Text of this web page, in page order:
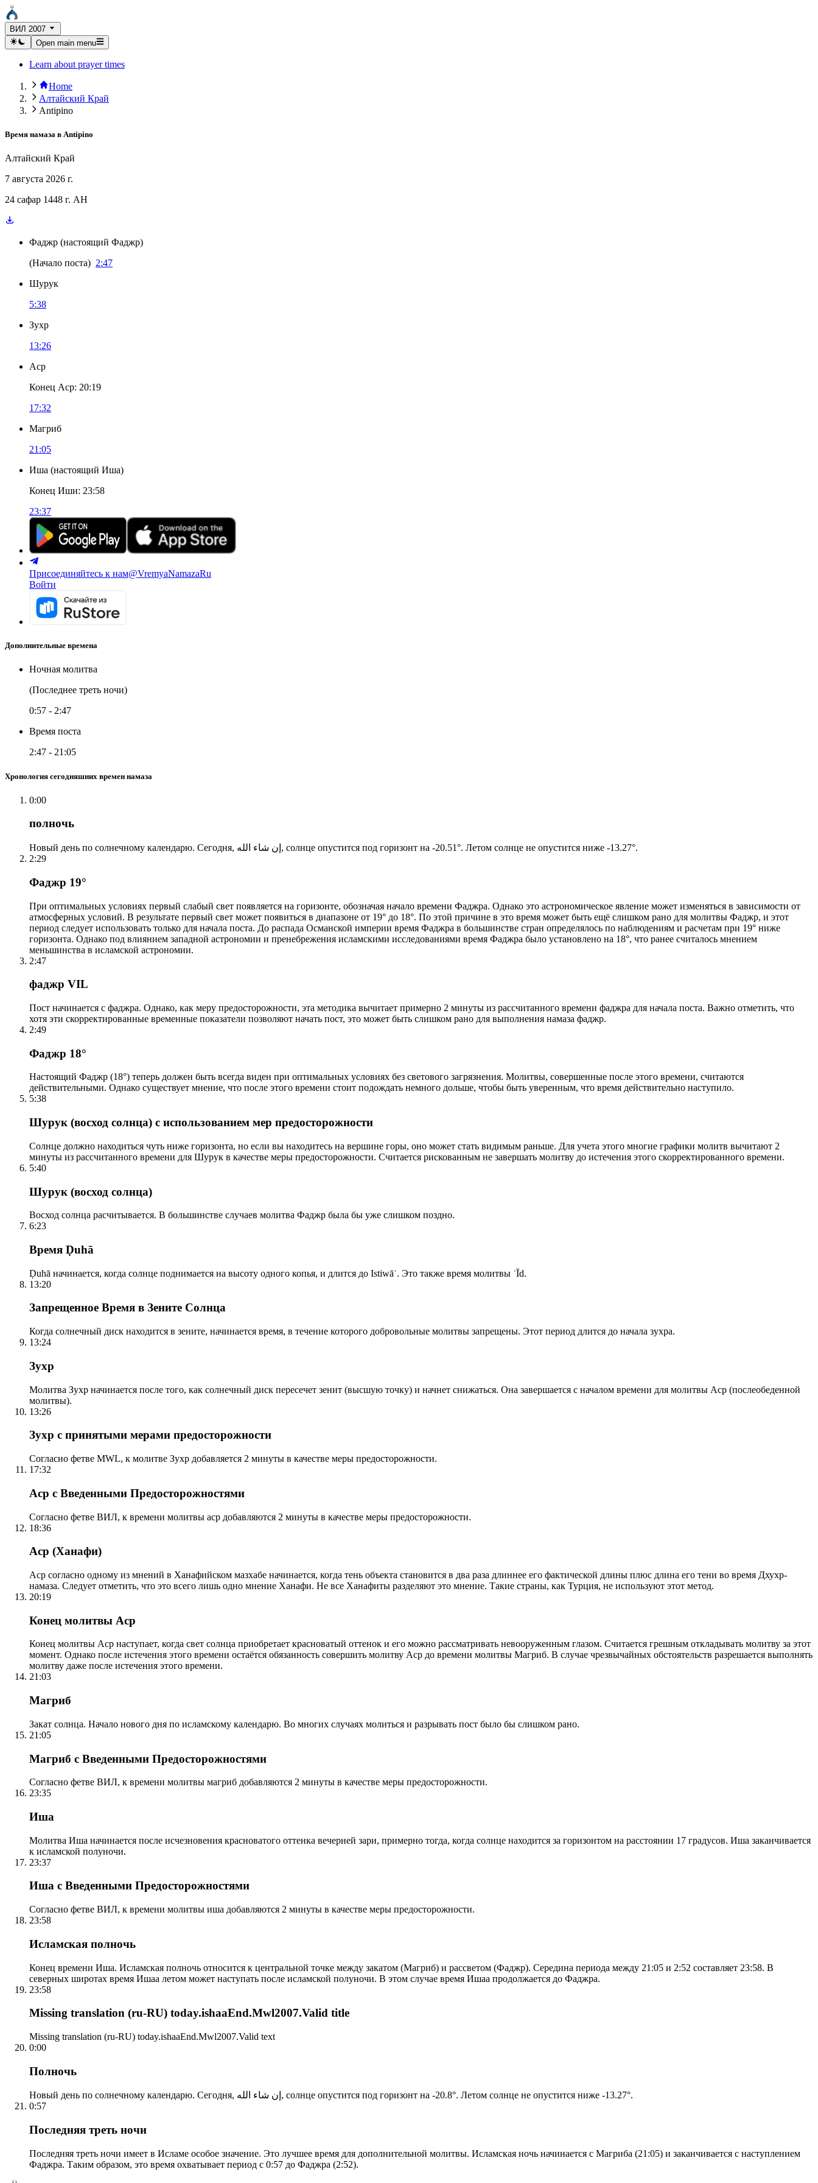
ВИЛ 2007
Open main menu
Learn about prayer times
Home
Алтайский Край
Antipino
Время намаза в Antipino
Алтайский Край
7 августа 2026 г.
24 сафар 1448 г. AH
Фаджр (настоящий Фаджр)
(Начало поста) 2:47
Шурук
5:38
Зухр
13:26
Аср
Конец Аср: 20:19
17:32
Магриб
21:05
Иша (настоящий Иша)
Конец Иши: 23:58
23:37
Присоединяйтесь к нам@VremyaNamazaRu
Войти
Дополнительные времена
Ночная молитва
(Последнее треть ночи)
0:57 - 2:47
Время поста
2:47 - 21:05
Хронология сегодняшних времен намаза
0:00
полночь
Новый день по солнечному календарю. Сегодня, إن شاء الله, солнце опустится под горизонт на -20.51°. Летом солнце не опустится ниже -13.27°.
2:29
Фаджр 19°
При оптимальных условиях первый слабый свет появляется на горизонте, обозначая начало времени Фаджра. Однако это астрономическое явление может изменяться в зависимости от
атмосферных условий. В результате первый свет может появиться в диапазоне от 19° до 18°. По этой причине в это время может быть ещё слишком рано для молитвы Фаджр, и этот
период следует использовать только для начала поста. До распада Османской империи время Фаджра в большинстве стран определялось по наблюдениям и расчетам при 19° ниже
горизонта. Однако под влиянием западной астрономии и пренебрежения исламскими исследованиями время Фаджра было установлено на 18°, что ранее считалось мнением
меньшинства в исламской астрономии.
2:47
фаджр VIL
Пост начинается с фаджра. Однако, как меру предосторожности, эта методика вычитает примерно 2 минуты из рассчитанного времени фаджра для начала поста. Важно отметить, что
хотя эти скорректированные временные показатели позволяют начать пост, это может быть слишком рано для выполнения намаза фаджр.
2:49
Фаджр 18°
Настоящий Фаджр (18°) теперь должен быть всегда виден при оптимальных условиях без светового загрязнения. Молитвы, совершенные после этого времени, считаются
действительными. Однако существует мнение, что после этого времени стоит подождать немного дольше, чтобы быть уверенным, что время действительно наступило.
5:38
Шурук (восход солнца) с использованием мер предосторожности
Солнце должно находиться чуть ниже горизонта, но если вы находитесь на вершине горы, оно может стать видимым раньше. Для учета этого многие графики молитв вычитают 2
минуты из рассчитанного времени для Шурук в качестве меры предосторожности. Считается рискованным не завершать молитву до истечения этого скорректированного времени.
5:40
Шурук (восход солнца)
Восход солнца расчитывается. В большинстве случаев молитва Фаджр была бы уже слишком поздно.
6:23
Время Ḍuhā
Ḍuhā начинается, когда солнце поднимается на высоту одного копья, и длится до Istiwāʾ. Это также время молитвы ʿĪd.
13:20
Запрещенное Время в Зените Солнца
Когда солнечный диск находится в зените, начинается время, в течение которого добровольные молитвы запрещены. Этот период длится до начала зухра.
13:24
Зухр
Молитва Зухр начинается после того, как солнечный диск пересечет зенит (высшую точку) и начнет снижаться. Она завершается с началом времени для молитвы Аср (послеобеденной
молитвы).
13:26
Зухр с принятыми мерами предосторожности
Согласно фетве MWL, к молитве Зухр добавляется 2 минуты в качестве меры предосторожности.
17:32
Аср с Введенными Предосторожностями
Согласно фетве ВИЛ, к времени молитвы аср добавляются 2 минуты в качестве меры предосторожности.
18:36
Аср (Ханафи)
Аср согласно одному из мнений в Ханафийском мазхабе начинается, когда тень объекта становится в два раза длиннее его фактической длины плюс длина его тени во время Дхухр-
намаза. Следует отметить, что это всего лишь одно мнение Ханафи. Не все Ханафиты разделяют это мнение. Такие страны, как Турция, не используют этот метод.
20:19
Конец молитвы Аср
Конец молитвы Аср наступает, когда свет солнца приобретает красноватый оттенок и его можно рассматривать невооруженным глазом. Считается грешным откладывать молитву за этот
момент. Однако после истечения этого времени остаётся обязанность совершить молитву Аср до времени молитвы Магриб. В случае чрезвычайных обстоятельств разрешается выполнять
молитву даже после истечения этого времени.
21:03
Магриб
Закат солнца. Начало нового дня по исламскому календарю. Во многих случаях молиться и разрывать пост было бы слишком рано.
21:05
Магриб с Введенными Предосторожностями
Согласно фетве ВИЛ, к времени молитвы магриб добавляются 2 минуты в качестве меры предосторожности.
23:35
Иша
Молитва Иша начинается после исчезновения красноватого оттенка вечерней зари, примерно тогда, когда солнце находится за горизонтом на расстоянии 17 градусов. Иша заканчивается
к исламской полуночи.
23:37
Иша с Введенными Предосторожностями
Согласно фетве ВИЛ, к времени молитвы иша добавляются 2 минуты в качестве меры предосторожности.
23:58
Исламская полночь
Конец времени Иша. Исламская полночь относится к центральной точке между закатом (Магриб) и рассветом (Фаджр). Середина периода между 21:05 и 2:52 составляет 23:58. В
северных широтах время Ишаа летом может наступать после исламской полуночи. В этом случае время Ишаа продолжается до Фаджра.
23:58
Missing translation (ru-RU) today.ishaaEnd.Mwl2007.Valid title
Missing translation (ru-RU) today.ishaaEnd.Mwl2007.Valid text
0:00
Полночь
Новый день по солнечному календарю. Сегодня, إن شاء الله, солнце опустится под горизонт на -20.8°. Летом солнце не опустится ниже -13.27°.
0:57
Последняя треть ночи
Последняя треть ночи имеет в Исламе особое значение. Это лучшее время для дополнительной молитвы. Исламская ночь начинается с Магриба (21:05) и заканчивается с наступлением
Фаджра. Таким образом, это время охватывает период с 0:57 до Фаджра (2:52).